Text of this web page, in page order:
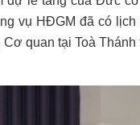
vụ HĐGM đã có
quan tại Toà Thánh